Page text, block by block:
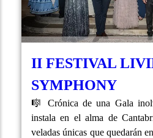
II FESTIVAL
SYMPHONY
🎼 Crónica de una Gala
instala en el alma de
veladas únicas que quedarán